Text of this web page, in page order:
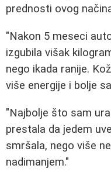
prednosti ovog
"Nakon 5 meseci
izgubila višak
nego ikada ranije.
više energije i bolje
"Najbolje što sam
prestala da jedem
smršala, nego više
nadimanjem."